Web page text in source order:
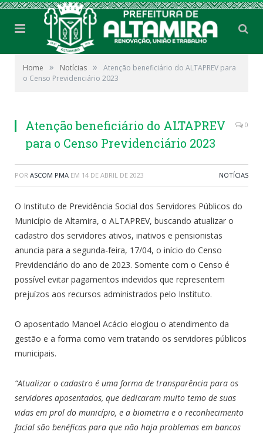
Home » Notícias »
Atenção beneficiário do ALTAPREV para
o Censo Previdenciário 2023
Atenção beneficiário do ALTAPREV
para o Censo Previdenciário 2023
0
POR ASCOM PMA EM 14 DE ABRIL DE 2023 NOTÍCIAS
O Instituto de Previdência Social dos Servidores Públicos do
Município de Altamira, o ALTAPREV, buscando atualizar o
cadastro dos servidores ativos, inativos e pensionistas
anuncia para a segunda-feira, 17/04, o início do Censo
Previdenciário do ano de 2023. Somente com o Censo é
possível evitar pagamentos indevidos que representem
prejuízos aos recursos administrados pelo Instituto.
O aposentado Manoel Acácio elogiou o atendimento da
gestão e a forma como vem tratando os servidores públicos
municipais.
“Atualizar o cadastro é uma forma de transparência para os
servidores aposentados, que dedicaram muito temo de suas
vidas em prol do município, e a biometria e o reconhecimento
facial são benéficas para que não haja problemas em bancos